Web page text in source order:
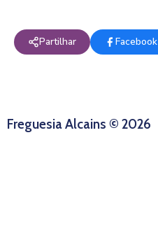
Partilhar Facebook
Freguesia Alcains © 2026